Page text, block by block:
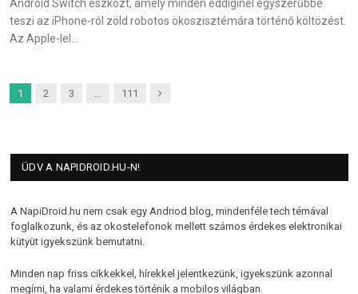
Android Switch eszközt, amely minden eddiginél egyszerűbbé
teszi az iPhone-ról zöld robotos ökoszisztémára történő költözést.
Az Apple-lel…
1 2 3 111 Next
ÜDV A NAPIDROID.HU-N!
A NapiDroid.hu nem csak egy Andriod blog, mindenféle tech témával
foglalkozunk, és az okostelefonok mellett számos érdekes elektronikai
kütyüt igyekszünk bemutatni.
Minden nap friss cikkekkel, hírekkel jelentkezünk, igyekszünk azonnal
megírni, ha valami érdekes történik a mobilos világban.